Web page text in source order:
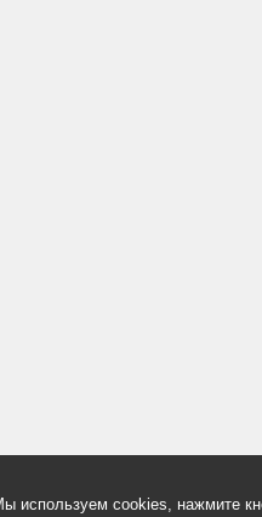
используем cookies, нажмите